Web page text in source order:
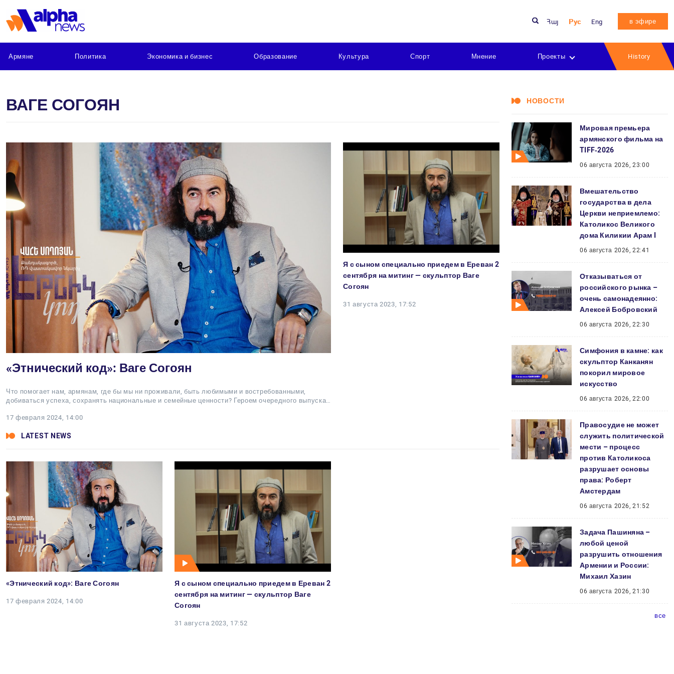
Հայ Рус Eng в эфире
Армяне Политика Экономика и бизнес Образование Культура Спорт Мнение Проекты History
ВАГЕ СОГОЯН
«Этнический код»: Ваге Согоян
Что помогает нам, армянам, где бы мы ни проживали, быть любимыми и востребованными,
добиваться успеха, сохранять национальные и семейные ценности? Героем очередного выпуска…
17 февраля 2024, 14:00
Я с сыном специально приедем в Ереван 2
сентября на митинг — скульптор Ваге
Согоян
31 августа 2023, 17:52
LATEST NEWS
«Этнический код»: Ваге Согоян
17 февраля 2024, 14:00
Я с сыном специально приедем в Ереван 2
сентября на митинг — скульптор Ваге
Согоян
31 августа 2023, 17:52
НОВОСТИ
Мировая премьера
армянского фильма на
TIFF‑2026
06 августа 2026, 23:00
Вмешательство
государства в дела
Церкви неприемлемо:
Католикос Великого
дома Киликии Арам I
06 августа 2026, 22:41
Отказываться от
российского рынка –
очень самонадеянно:
Алексей Бобровский
06 августа 2026, 22:30
Симфония в камне: как
скульптор Канканян
покорил мировое
искусство
06 августа 2026, 22:00
Правосудие не может
служить политической
мести – процесс
против Католикоса
разрушает основы
права: Роберт
Амстердам
06 августа 2026, 21:52
Задача Пашиняна –
любой ценой
разрушить отношения
Армении и России:
Михаил Хазин
06 августа 2026, 21:30
все